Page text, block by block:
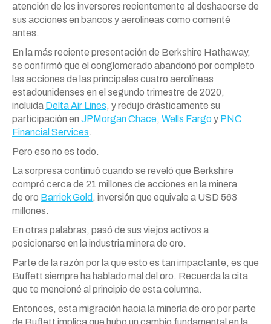
atención de los inversores recientemente al deshacerse de
sus acciones en bancos y aerolíneas como comenté
antes.
En lamás reciente presentación de Berkshire Hathaway,
se confirmó que el conglomerado abandonó por completo
las acciones de las principales cuatro aerolíneas
estadounidenses en el segundo trimestre de 2020,
incluida Delta Air Lines, y redujo drásticamente su
participación en JPMorgan Chace, Wells Fargo y PNC
Financial Services.
Pero eso no es todo.
La sorpresa continuó cuando se reveló que Berkshire
compró cerca de 21 millones de acciones en la minera
de oro Barrick Gold , inversión que equivale a USD 563
millones.
En otras palabras, pasó de sus viejos activos a
posicionarse en la industria minera de oro.
Parte de la razón por la que esto es tan impactante, es que
Buffett siempre ha hablado mal del oro. Recuerda la cita
que te mencioné al principio de esta columna.
Entonces, esta migración hacia la minería de oro por parte
de Buffett implica que hubo un cambio fundamental en la